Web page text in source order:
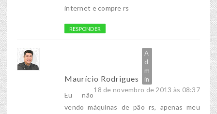
internet e compre rs
RESPONDER
Maurício Rodrigues
18 de novembro de 2013 às 08:37
Eu não
vendo máquinas de pão rs, apenas meu